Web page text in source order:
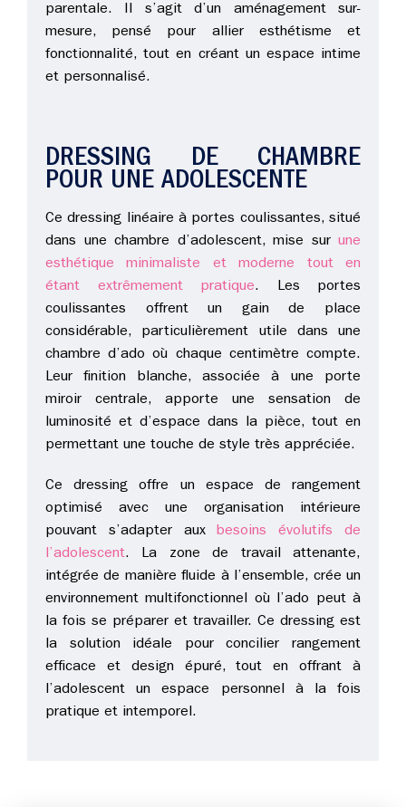
parentale. Il s’agit d’un aménagement sur-
mesure, pensé pour allier esthétisme et
fonctionnalité, tout en créant un espace intime
et personnalisé.
DRESSING DE CHAMBRE
POUR UNE ADOLESCENTE
Ce dressing linéaire à portes coulissantes, situé
dans une chambre d’adolescent, mise sur une
esthétique minimaliste et moderne tout en
étant extrêmement pratique. Les portes
coulissantes offrent un gain de place
considérable, particulièrement utile dans une
chambre d’ado où chaque centimètre compte.
Leur finition blanche, associée à une porte
miroir centrale, apporte une sensation de
luminosité et d’espace dans la pièce, tout en
permettant une touche de style très appréciée.
Ce dressing offre un espace de rangement
optimisé avec une organisation intérieure
pouvant s’adapter auxbesoins évolutifs de
l’adolescent. La zone de travail attenante,
intégrée de manière fluide à l’ensemble, crée un
environnement multifonctionnel où l’ado peut à
la fois se préparer et travailler. Ce dressing est
la solution idéale pour concilier rangement
efficace et design épuré, tout en offrant à
l’adolescent un espace personnel à la fois
pratique et intemporel.